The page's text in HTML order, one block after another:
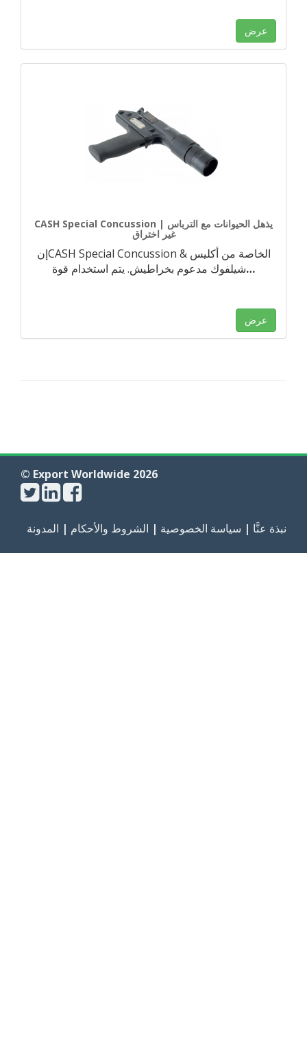
عرض
CASH Special Concussion | يذهل الحيوانات مع الترباس
غير اختراق
إنCASH Special Concussion الخاصة من أكليس &
شيلفوك مدعوم بخراطيش. يتم استخدام قوة…
عرض
© Export Worldwide 2026
المدونة | الشروط والأحكام | سياسة الخصوصية | نبذة عنَّا